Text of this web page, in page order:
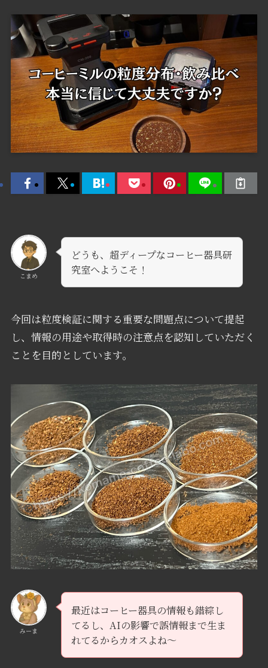
こまめ
どうも、超ディープなコーヒー器具研
究室へようこそ！
今回は粒度検証に関する重要な問題点について提起
し、情報の用途や取得時の注意点を認知していただく
ことを目的としています。
みーま
最近はコーヒー器具の情報も錯綜し
てるし、AIの影響で誤情報まで生ま
れてるからカオスよね〜